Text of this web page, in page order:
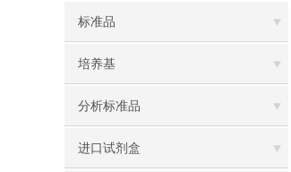
标准品
培养基
分析标准品
进口试剂盒